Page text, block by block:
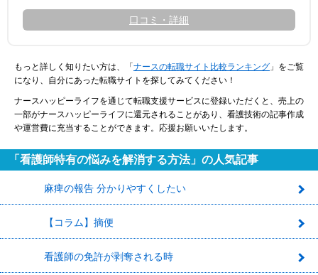
口コミ・詳細
もっと詳しく知りたい方は、「 ナースの転職サイト比較ランキング 」をご覧
になり、自分にあった転職サイトを探してみてください！
ナースハッピーライフを通じて転職支援サービスに登録いただくと、売上の
一部がナースハッピーライフに還元されることがあり、看護技術の記事作成
や運営費に充当することができます。応援お願いいたします。
「看護師特有の悩みを解消する方法」の人気記事
麻痺の報告 分かりやすくしたい
【コラム】摘便
看護師の免許が剥奪される時